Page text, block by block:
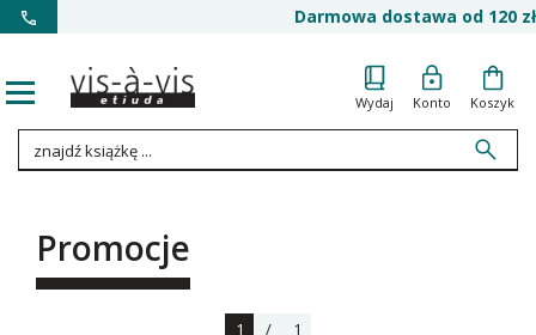
Darmowa dostawa od 120 zł
Wydaj Konto Koszyk
Promocje
1 / 1